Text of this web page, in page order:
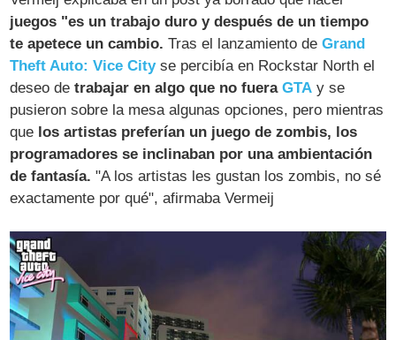
juegos "es un trabajo duro y después de un tiempo
te apetece un cambio. Tras el lanzamiento deGrand
Theft Auto: Vice Cityse percibía en Rockstar North el
deseo de trabajar en algo que no fueraGTA y se
pusieron sobre la mesa algunas opciones, pero mientras
que los artistas preferían un juego de zombis, los
programadores se inclinaban por una ambientación
de fantasía. "A los artistas les gustan los zombis, no sé
exactamente por qué", afirmaba Vermeij